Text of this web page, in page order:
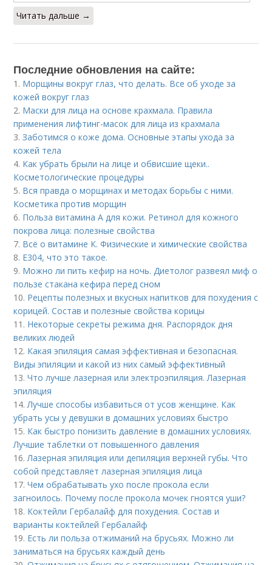
Читать дальше →
Последние обновления на сайте:
1. Морщины вокруг глаз, что делать. Все об уходе за
кожей вокруг глаз
2. Маски для лица на основе крахмала. Правила
применения лифтинг-масок для лица из крахмала
3.Заботимся о коже дома. Основные этапы ухода за
кожей тела
4. Как убрать брыли на лице и обвисшие щеки..
Косметологические процедуры
5. Вся правда о морщинах и методах борьбы с ними.
Косметика против морщин
6. Польза витамина А для кожи. Ретинол для кожного
покрова лица: полезные свойства
7. Всё о витамине К. Физические и химические свойства
8. Е304, что это такое.
9. Можно ли пить кефир на ночь. Диетолог развеял миф о
пользе стакана кефира перед сном
10. Рецепты полезных и вкусных напитков для похудения с
корицей. Состав и полезные свойства корицы
11. Некоторые секреты режима дня. Распорядок дня
великих людей
12. Какая эпиляция самая эффективная и безопасная.
Виды эпиляции и какой из них самый эффективный
13.Что лучше лазерная или электроэпиляция. Лазерная
эпиляция
14.Лучше способы избавиться от усов женщине. Как
убрать усы у девушки в домашних условиях быстро
15. Как быстро понизить давление в домашних условиях.
Лучшие таблетки от повышенного давления
16.Лазерная эпиляция или депиляция верхней губы. Что
собой представляет лазерная эпиляция лица
17.Чем обрабатывать ухо после прокола если
загноилось. Почему после прокола мочек гноятся уши?
18. Коктейли Гербалайф для похудения. Состав и
варианты коктейлей Гербалайф
19. Есть ли польза отжиманий на брусьях. Можно ли
заниматься на брусьях каждый день